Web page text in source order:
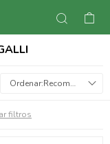
Recomendados
filtros